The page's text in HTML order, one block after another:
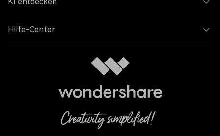
KI entdecken
Hilfe-Center